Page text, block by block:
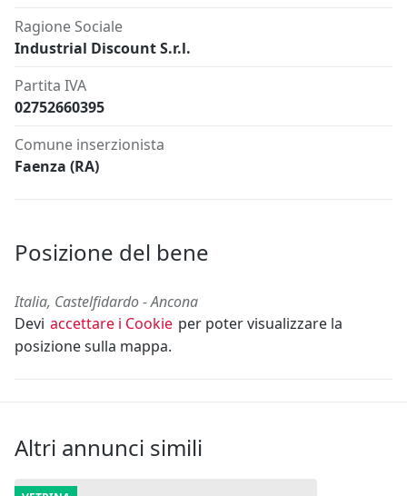
Ragione Sociale
Industrial Discount S.r.l.
Partita IVA
02752660395
Comune inserzionista
Faenza (RA)
Posizione del bene
Italia, Castelfidardo - Ancona
Devi accettare i Cookie per poter visualizzare la
posizione sulla mappa.
Altri annunci simili